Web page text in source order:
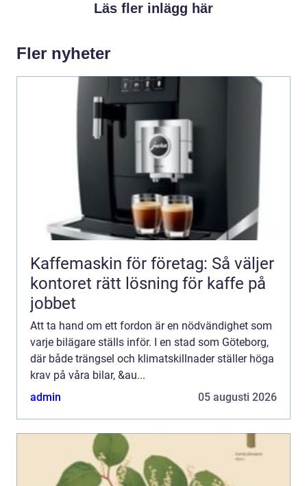
Läs fler inlägg här
Fler nyheter
Kaffemaskin för företag: Så väljer
kontoret rätt lösning för kaffe på
jobbet
Att ta hand om ett fordon är en nödvändighet som
varje bilägare ställs inför. I en stad som Göteborg,
där både trängsel och klimatskillnader ställer höga
krav på våra bilar, &au...
admin
05 augusti 2026